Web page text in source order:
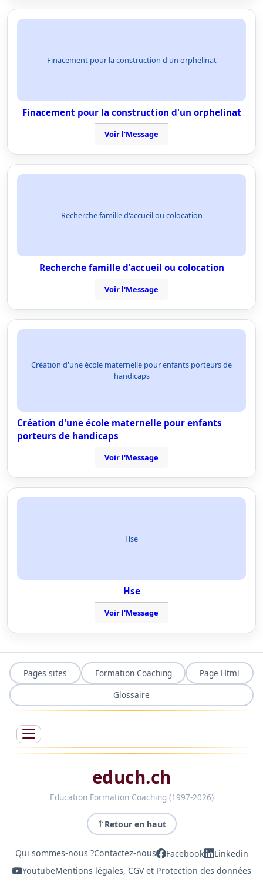
Finacement pour la construction d'un orphelinat
Finacement pour la construction d'un orphelinat
Voir l'Message
Recherche famille d'accueil ou colocation
Recherche famille d'accueil ou colocation
Voir l'Message
Création d'une école maternelle pour enfants porteurs de
handicaps
Création d'une école maternelle pour enfants
porteurs de handicaps
Voir l'Message
Hse
Hse
Voir l'Message
Pages sites Formation Coaching
Page Html
Glossaire
educh.ch
Education Formation Coaching (1997-2026)
Retour en haut
Qui sommes-nous ?Contactez-nous Facebook
Linkedin
YoutubeMentions légales, CGV et Protection des données